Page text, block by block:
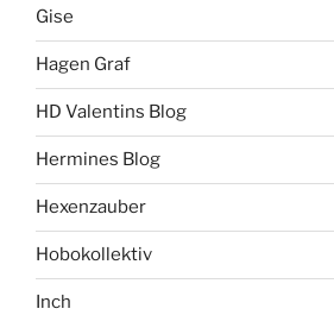
Gise
Hagen Graf
HD Valentins Blog
Hermines Blog
Hexenzauber
Hobokollektiv
Inch